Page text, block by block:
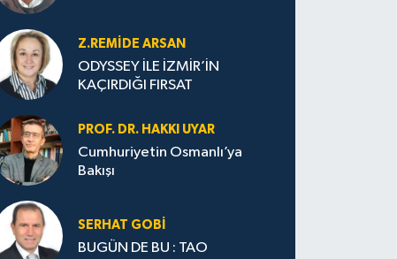
Z.REMIDE ARSAN
ODYSSEY İLE İZMİR’İN
KAÇIRDIĞI FIRSAT
PROF. DR. HAKKI UYAR
Cumhuriyetin Osmanlı’ya
Bakışı
SERHAT GOBİ
BUGÜN DE BU : TAO